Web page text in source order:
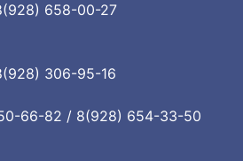
658-00-27
306-95-16
66-82 / 8(928) 654-33-50